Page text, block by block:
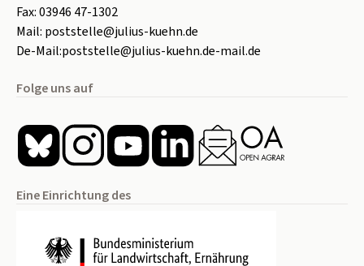
Fax:03946 47-1302
Mail: poststelle@julius-kuehn.de
De-Mail:poststelle@julius-kuehn.de-mail.de
Folge uns auf
Eine Einrichtung des